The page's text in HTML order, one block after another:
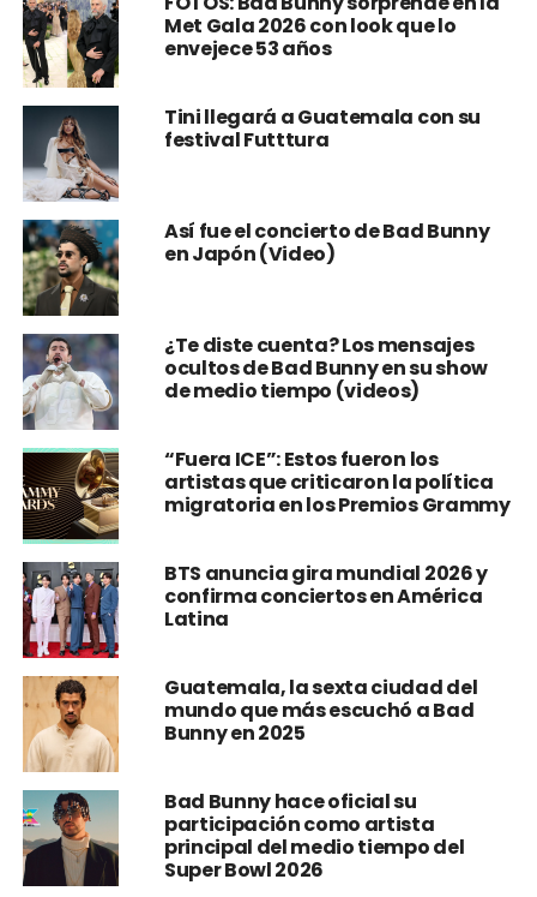
Met Gala 2026 con look que lo
envejece 53 años
Tini llegará a Guatemala con su
festival Futttura
Así fue el concierto de Bad Bunny
en Japón (Video)
¿Te diste cuenta? Los mensajes
ocultos de Bad Bunny en su show
de medio tiempo (videos)
“Fuera ICE”: Estos fueron los
artistas que criticaron la política
migratoria en los Premios Grammy
BTS anuncia gira mundial 2026 y
confirma conciertos en América
Latina
Guatemala, la sexta ciudad del
mundo que más escuchó a Bad
Bunny en 2025
Bad Bunny hace oficial su
participación como artista
principal del medio tiempo del
Super Bowl 2026